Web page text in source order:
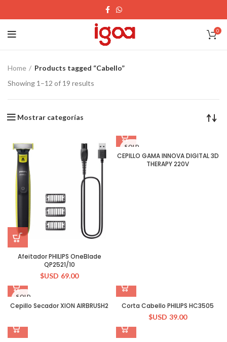
0
Home
Products tagged “Cabello”
Showing 1–12 of 19 results
Mostrar categorías
Afeitador PHILIPS OneBlade
QP2521/10
$USD 69.00
SOLD
OUT
CEPILLO GAMA INNOVA DIGITAL 3D
THERAPY 220V
SOLD
OUT
Cepillo Secador XION AIRBRUSH2
Corta Cabello PHILIPS HC3505
$USD 39.00